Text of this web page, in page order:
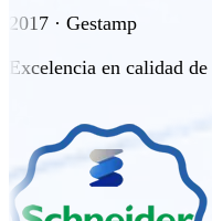
2017 · Gestamp
Excelencia en calidad